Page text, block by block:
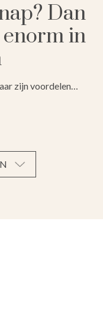
Dan
enorm in
zijn voordelen…